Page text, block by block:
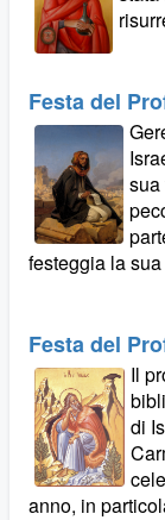
Festa del
sua
festeggia la
Festa del
Il
di
anno, in